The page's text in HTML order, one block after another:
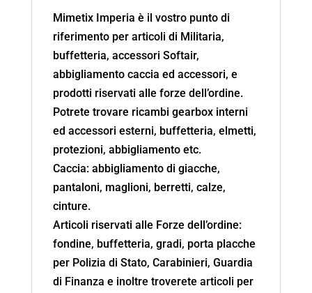
Mimetix Imperia è il vostro punto di
riferimento per articoli di Militaria,
buffetteria, accessori Softair,
abbigliamento caccia ed accessori, e
prodotti riservati alle forze dell’ordine.
Potrete trovare ricambi gearbox interni
ed accessori esterni, buffetteria, elmetti,
protezioni, abbigliamento etc.
Caccia: abbigliamento di giacche,
pantaloni, maglioni, berretti, calze,
cinture.
Articoli riservati alle Forze dell’ordine:
fondine, buffetteria, gradi, porta placche
per Polizia di Stato, Carabinieri, Guardia
di Finanza e inoltre troverete articoli per